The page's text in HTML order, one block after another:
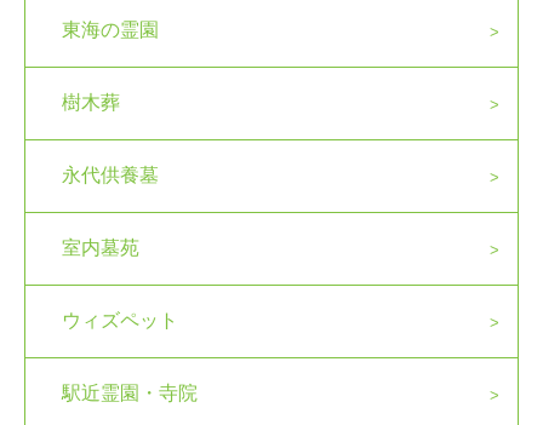
東海の霊園
樹木葬
永代供養墓
室内墓苑
ウィズペット
駅近霊園・寺院